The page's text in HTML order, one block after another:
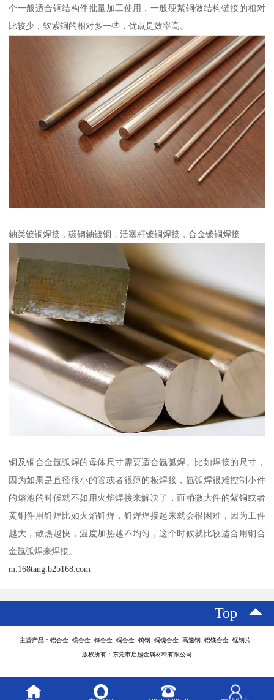
个一般适合铜结构件批量加工使用，一般硬紫铜做结构链接的相对
比较少，软紫铜的相对多一些，优点是效率高。
轴类镀铜焊接，碳钢轴镀铜，活塞杆镀铜焊接，合金镀铜焊接
铜及铜合金氩弧焊的母体尺寸需要适合氩弧焊。比如焊接的尺寸，
因为如果是直径很小的管或者很薄的板焊接，氩弧焊很难控制小件
的熔池的时候就不如用火焰焊接来解决了，而稍微大件的紫铜或者
黄铜件用钎焊比如火焰钎焊，钎焊焊接起来就会很困难，因为工件
越大，散热越快，温度加热越不均匀，这个时候就比较适合用铜合
金氩弧焊来焊接。
m.168tang.b2b168.com
Top
主营产品：铝合金 镁合金 锌合金 铜合金 钨钢 铜镍合金 高速钢 铝镁合金 锰钢片
版权所有：东莞市启越金属材料有限公司